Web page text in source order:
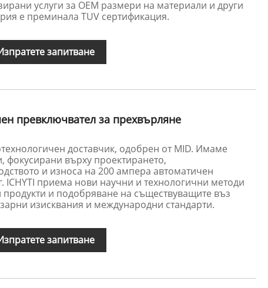
услуги за OEM размери на материали и други
е преминала TUV сертификация.
запитване
превключвател за прехвърляне
доставчик, одобрен от MID. Имаме
фокусирани върху проектирането,
и износа на 200 ампера автоматичен
ICHYTI приема нови научни и технологични методи
и подобряване на съществуващите въз
изисквания и международни стандарти.
запитване